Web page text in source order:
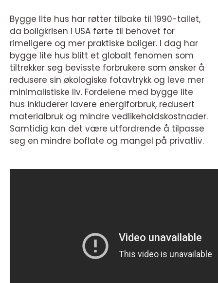
Bygge lite hus har røtter tilbake til 1990-tallet,
da boligkrisen i USA førte til behovet for
rimeligere og mer praktiske boliger. I dag har
bygge lite hus blitt et globalt fenomen som
tiltrekker seg bevisste forbrukere som ønsker å
redusere sin økologiske fotavtrykk og leve mer
minimalistiske liv. Fordelene med bygge lite
hus inkluderer lavere energiforbruk, redusert
materialbruk og mindre vedlikeholdskostnader.
Samtidig kan det være utfordrende å tilpasse
seg en mindre boflate og mangel på privatliv.